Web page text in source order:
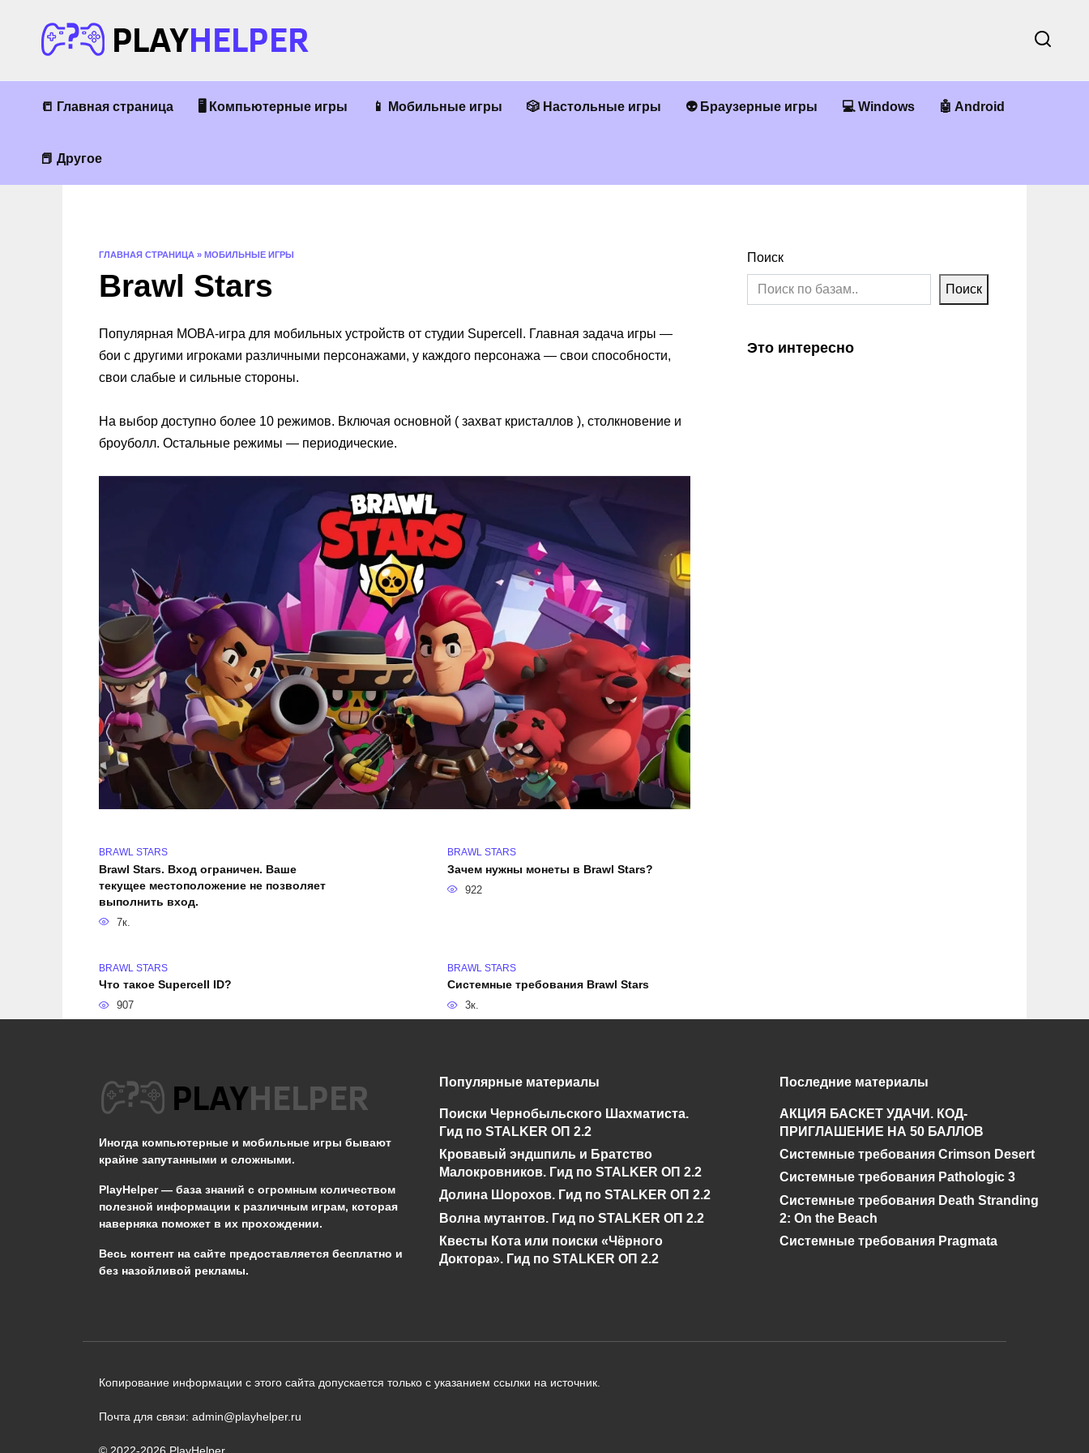
содержанию
📒 Главная страница 🖥 Компьютерные игры 📱 Мобильные игры 🎲 Настольные игры 👽 Браузерные игры 💻 Windows 🤖 Android
📕 Другое
ГЛАВНАЯ СТРАНИЦА » МОБИЛЬНЫЕ ИГРЫ
Brawl Stars
Популярная MOBA-игра для мобильных устройств от студии Supercell. Главная задача игры —
бои с другими игроками различными персонажами, у каждого персонажа — свои способности,
свои слабые и сильные стороны.
На выбор доступно более 10 режимов. Включая основной ( захват кристаллов ), столкновение и
броуболл. Остальные режимы — периодические.
BRAWL STARS
Brawl Stars. Вход ограничен. Ваше
текущее местоположение не позволяет
выполнить вход.
7к.
BRAWL STARS
Зачем нужны монеты в Brawl Stars?
922
BRAWL STARS
Что такое Supercell ID?
907
BRAWL STARS
Системные требования Brawl Stars
3к.
787 5.3к.
Как получить гемы ( кристаллы ) в Бравл
Старс?
779
Поиск
Поиск
Это интересно
Иногда компьютерные и мобильные игры бывают
крайне запутанными и сложными.
PlayHelper — база знаний с огромным количеством
полезной информации к различным играм, которая
наверняка поможет в их прохождении.
Весь контент на сайте предоставляется бесплатно и
без назойливой рекламы.
Популярные материалы
Поиски Чернобыльского Шахматиста.
Гид по STALKER ОП 2.2
Кровавый эндшпиль и Братство
Малокровников. Гид по STALKER ОП 2.2
Долина Шорохов. Гид по STALKER ОП 2.2
Волна мутантов. Гид по STALKER ОП 2.2
Квесты Кота или поиски «Чёрного
Доктора». Гид по STALKER ОП 2.2
Последние материалы
АКЦИЯ БАСКЕТ УДАЧИ. КОД-
ПРИГЛАШЕНИЕ НА 50 БАЛЛОВ
Системные требования Crimson Desert
Системные требования Pathologic 3
Системные требования Death Stranding
2: On the Beach
Системные требования Pragmata
Копирование информации с этого сайта допускается только с указанием ссылки на источник.
Почта для связи: admin@playhelper.ru
Сообщить об ошибке